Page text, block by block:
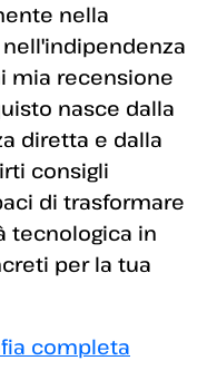
nella
mia recensione
nasce dalla
diretta e dalla
consigli
di trasformare
tecnologica in
per la tua
completa